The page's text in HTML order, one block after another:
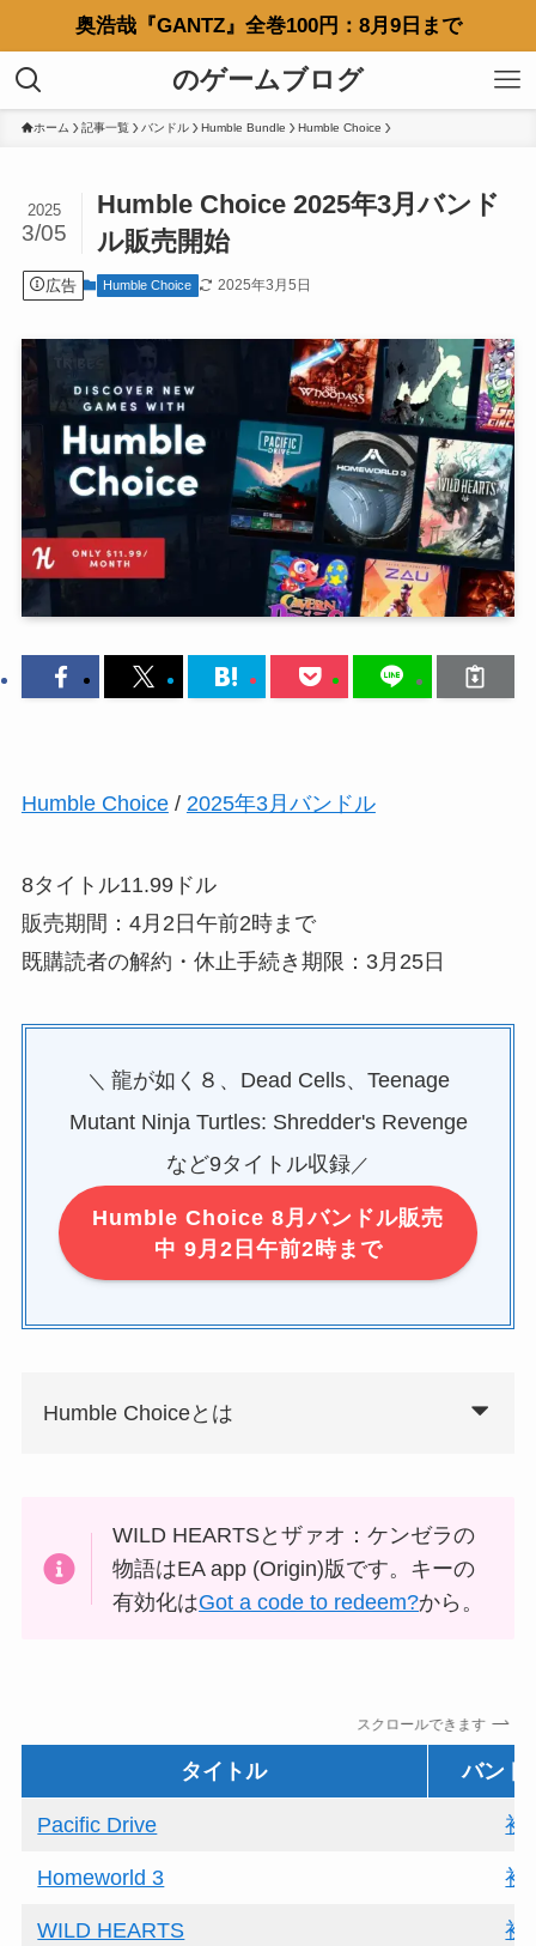
奥浩哉『GANTZ』全巻100円：8月9日まで
のゲームブログ
ホーム 記事一覧 バンドル Humble Bundle Humble Choice
Humble Choice 2025年3月バンド
ル販売開始
2025
3/05
広告 Humble Choice 2025年3月5日
Humble Choice/ 2025年3月バンドル
8タイトル11.99ドル
販売期間：4月2日午前2時まで
既購読者の解約・休止手続き期限：3月25日
＼ 龍が如く８、Dead Cells、Teenage
Mutant Ninja Turtles: Shredder's Revenge
など9タイトル収録 ／
Humble Choice 8月バンドル販売
中 9月2日午前2時まで
Humble Choiceとは
WILD HEARTSとザァオ：ケンゼラの
物語はEA app (Origin)版です。キーの
有効化はGot a code to redeem?から。
スクロールできます
タイトル バンド
Pacific Drive 初
Homeworld 3 初
WILD HEARTS 初